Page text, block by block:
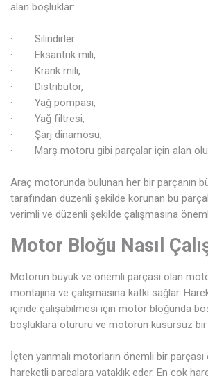
alan boşluklar:
· Silindirler
· Eksantrik mili,
· Krank mili,
· Distribütör,
· Yağ pompası,
· Yağ filtresi,
· Şarj dinamosu,
· Marş motoru gibi parçalar için alan
Araç motorunda bulunan her bir parçanın
tarafından düzenli şekilde korunan bu
verimli ve düzenli şekilde çalışmasına
Motor Bloğu Nasıl
Motorun büyük ve önemli parçası olan
montajına ve çalışmasına katkı sağlar.
içinde çalışabilmesi için motor bloğunda
boşluklara otururu ve motorun kusursuz bir
İçten yanmalı motorların önemli bir
hareketli parçalara yataklık eder. En çok